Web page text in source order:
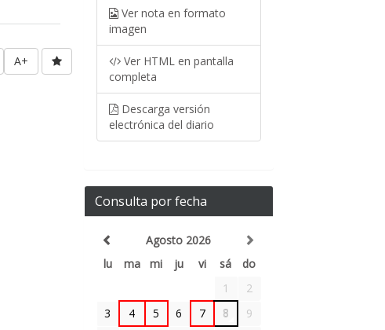
A+
Ver nota en formato
imagen
Ver HTML en pantalla
completa
Descarga versión
electrónica del diario
Consulta por fecha
Agosto 2026
lu
ma mi ju vi sá
do
1
2
3
4 5 6 7 8
9